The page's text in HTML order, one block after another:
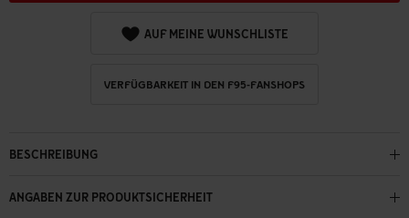
AUF MEINE WUNSCHLISTE
VERFÜGBARKEIT IN DEN F95-FANSHOPS
BESCHREIBUNG
ANGABEN ZUR PRODUKTSICHERHEIT